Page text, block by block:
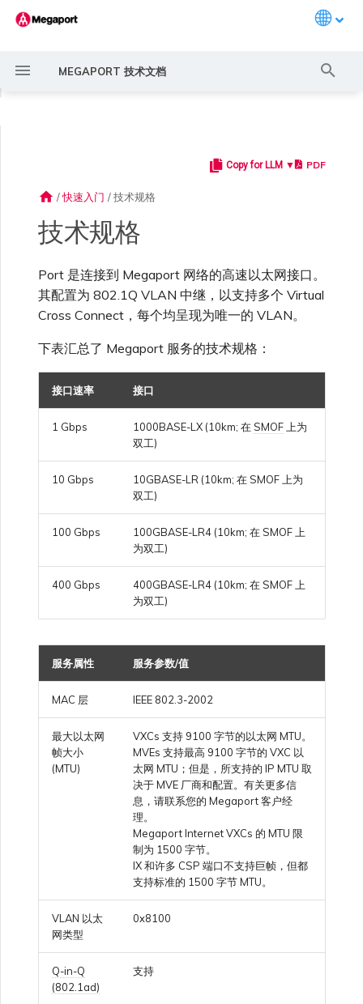
MEGAPORT 技术文档
创建账户
强制多重身份验证
设置单点登录
邀请用户加入账户
提供技术支持联系方式
设置财务信息
更新公司信息
重置密码
常见多云连接场景
使用 Megaport 解决方案现
代化 MPLS 网络
作为服务提供商使用
Megaport API 管理连接
Megaport 全球网状 WAN
Megaport 上云即服务
MACsec
IPsec
云原生 VPN 加密
高速跨云加密
订购交叉连接
订购本地环路
Port 冗余
链路聚合组（LAG）
创建 LAG
停用 Port
创建私有 VXC
迁移 VXC
设置服务密钥
使用服务密钥创建连接
配置 Q-in-Q
更改合约 VXC 的速率
关闭 VXC 以进行故障转移测
路由指南
Port
MCR
MVE
终止 Megaport Internet 连
11:11 Systems
阿里云专线接入
AWS Direct Connect
Azure ExpressRoute
Cisco Webex
Cloudflare
Google Cloud
IBM Cloud Direct Link
Latitude.sh
OVHcloud
Salesforce Express
SAP
MCR
概述
阿里云 MCR 连接
AWS Direct Connect
Azure MCR 连接
DigitalOcean MCR 连接
Google MCR 连接
IBM Cloud Direct Link MCR
Salesforce MCR 连接
SAP HANA Enterprise
Cloud
概述
Aviatrix
Palo Alto Networks
MCR 高级 VLAN 与路由功能
MCR 冗余
创建 MCR
创建 MCR VXC
配置 MCR
使用数据包过滤
在 MCR 中使用 IPsec
MCR 路由管理
路由过滤
路由汇总
配置 BGP 高级设置
MCR 的 NAT 工作原理
MCR 私有云间互联
MVE 部署场景
MVE 位置
MVE 冗余
vNIC 连接类型
Megaport 网络中的 SSE 与
6WIND 概述
规划部署
创建 MVE
创建 VXC
连接 MVE
终止 MVE
Anapaya 概述
创建 MVE
创建 VXC
连接 MVE
终止 MVE
Aruba SD-WAN 概述
创建 MVE
创建 VXC
连接 MVE
终止 MVE
Aviatrix
Aviatrix Secure Edge 概述
创建 MVE
创建 VXC
连接 MVE
终止 MVE
Check Point CloudGuard 概
创建 MVE
创建 VXC
Cisco MVE 概述
创建 MVE
创建 VXC
连接 MVE
将 MPLS 与 SDCI 集成
终止 MVE
Fortinet FortiGate 概述
创建 MVE
创建 VXC
连接 MVE
终止 MVE
基于 FGSP 配置 Fortinet 防
Juniper MVE 概述
创建 MVE
创建 VXC
连接 MVE
终止 MVE
Palo Alto Networks
VM-Series Firewall
Peplink FusionHub
Peplink FusionHub 概述
创建 MVE
创建 VXC
连接 MVE
终止 MVE
Versa SD-WAN 概述
创建 MVE
创建 VXC
连接 MVE
终止 MVE
VMware SD-WAN 概述
创建 MVE
创建 VXC
连接 MVE
终止 MVE
设置 IX
IX 要求
AMS-IX 连接
France-IX 连接
编辑 IX
迁移 IX
关闭 IX
终止 IX
MegaIX 功能概述
IX 遥测
BGP 社区
创建个人资料
申请连接
Marketplace 通知
Marketplace 常见问题
监控 MCR
监控 MVE
监控服务状态
查看会话事件日志
管理个人资料
配置电子邮件通知
更新公司信息
管理最短合约期续订
Marketplace 个人资料
添加和修改用户
管理用户角色
管理安全设置
查看操作日志
监控维护和中断事件
锁定 Megaport 服务
Port 定价与合约条款
VXC 定价与合约条款
Megaport Internet 定价与合
约条款
IX 定价与合约条款
开通计费市场
分配财务角色
更新账单信息
信用卡付款
了解 Megaport 账单
客户现场服务
下载账单
Port 计费
MVE 计费
VXC、Megaport Internet 和
创建 API 密钥
管理用户
创建 Port
创建服务密钥
创建 VXC
更改 VXC 配置
创建到 AWS 的 VXC
创建到 Azure 的 VXC
创建 Megaport Internet 连
创建 MCR
使用 API 创建 MCR VXC
从 MCR 创建到 Azure 的
从 MVE 创建到 AWS 的 VXC
从 MVE 创建到 Azure 的
快速开始
创建 Megaport Terraform
Provider 配置文件
使用 Megaport Terraform
Provider 创建和管理服务
使用 Megaport 资源进行
Terraform 状态管理
导入现有生产服务
使用 Terraform MCP
Provider 常见问题
Megaport Terraform
Provider 学习资料与资源
激活 Port
容量错误
Port 与 VXC
Port 或 VXC 中断或抖动
Port 或 VXC 丢包
吞吐量与性能
VXC 连接性
MCR 中断或不可用
MCR BGP 会话中断
其他 MCR 问题
MVE 中断或不可用
SD-WAN 管理连接
IX 连接性
IX BGP 会话中断
云服务提供商互联地址空间
Megaport Terraform
Provider
在演示环境中测试
Megaport Portal 认证常见
X-Auth Token 弃用常见问题
API 弃用常见问题
联系支持
支持请求门户
了解支持请求
升级支持案例
发送反馈
网络维护
欧盟数字服务法
Copy for LLM ▼ PDF
home / 快速入门 / 技术规格
技术规格
Port 是连接到 Megaport 网络的高速以太网接口。
其配置为 802.1Q VLAN 中继，以支持多个 Virtual
Cross Connect，每个均呈现为唯一的 VLAN。
下表汇总了 Megaport 服务的技术规格：
接口速率 接口
1 Gbps 1000BASE-LX (10km; 在SMOF 上为
双工)
10 Gbps
10GBASE-LR (10km; 在 SMOF 上为
双工)
100 Gbps
100GBASE-LR4 (10km; 在 SMOF 上
为双工)
400 Gbps
400GBASE-LR4 (10km; 在 SMOF 上
为双工)
服务属性 服务参数/值
MAC 层 IEEE 802.3-2002
最大以太网
帧大小
(MTU)
VXCs 支持 9100 字节的以太网 MTU。
MVEs 支持最高 9100 字节的 VXC 以
太网 MTU；但是，所支持的 IP MTU 取
决于 MVE 厂商和配置。有关更多信
息，请联系您的 Megaport 客户经
理。
Megaport Internet VXCs 的 MTU 限
制为 1500 字节。
IX 和许多 CSP 端口不支持巨帧，但都
支持标准的 1500 字节 MTU。
VLAN 以太
网类型
0x8100
Q-in-Q
(802.1ad)
支持